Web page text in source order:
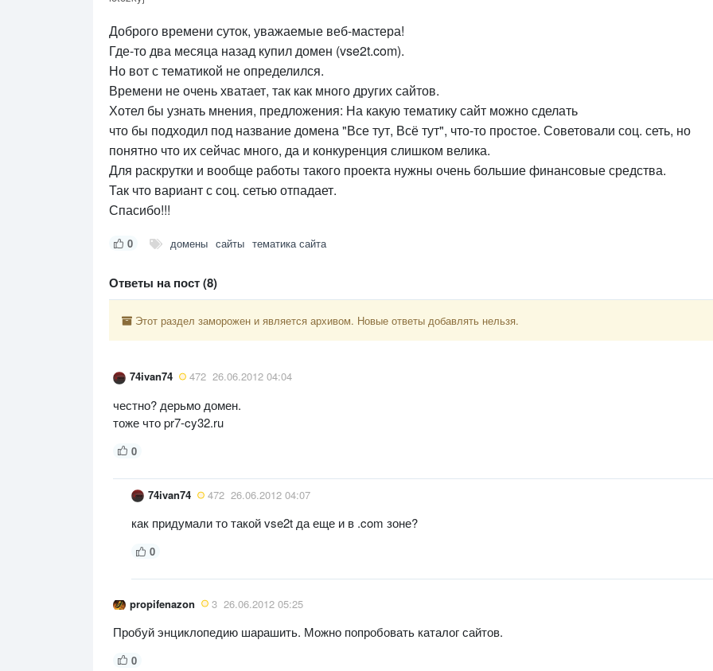
Доброго времени суток, уважаемые веб-мастера!
Где-то два месяца назад купил домен (vse2t.com).
Но вот с тематикой не определился.
Времени не очень хватает, так как много других сайтов.
Хотел бы узнать мнения, предложения: На какую тематику сайт можно сделать
что бы подходил под название домена "Все тут, Всё тут", что-то простое. Советовали соц. сеть, но
понятно что их сейчас много, да и конкуренция слишком велика.
Для раскрутки и вообще работы такого проекта нужны очень большие финансовые средства.
Так что вариант с соц. сетью отпадает.
Спасибо!!!
0 домены сайты тематика сайта
Ответы на пост (8)
Этот раздел заморожен и является архивом. Новые ответы добавлять нельзя.
74ivan74 472 26.06.2012 04:04
честно? дерьмо домен.
тоже что pr7-cy32.ru
0
74ivan74 472 26.06.2012 04:07
как придумали то такой vse2t да еще и в .com зоне?
0
propifenazon 3 26.06.2012 05:25
Пробуй энциклопедию шарашить. Можно попробовать каталог сайтов.
0